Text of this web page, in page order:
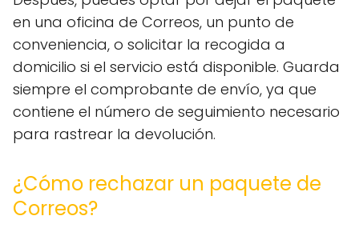
en una oficina de Correos, un punto de
conveniencia, o solicitar la recogida a
domicilio si el servicio está disponible. Guarda
siempre el comprobante de envío, ya que
contiene el número de seguimiento necesario
para rastrear la devolución.
¿Cómo rechazar un paquete de
Correos?